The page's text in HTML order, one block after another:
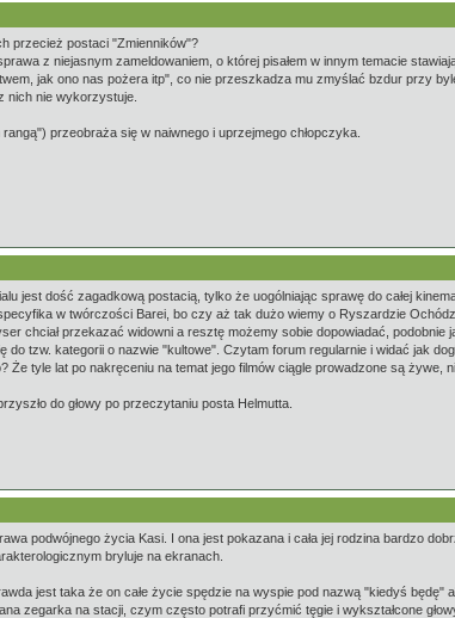
przecież postaci "Zmienników"?
z niejasnym zameldowaniem, o której pisałem w innym temacie
jak ono nas pożera itp", co nie przeszkadza mu zmyślać bzdur przy
nich nie wykorzystuje.
przeobraża się w naiwnego i uprzejmego chłopczyka.
jest dość zagadkową postacią, tylko że uogólniając sprawę do całej
w twórczości Barei, bo czy aż tak dużo wiemy o Ryszardzie
chciał przekazać widowni a resztę możemy sobie dopowiadać,
tzw. kategorii o nazwie "kultowe". Czytam forum regularnie i widać jak
Że tyle lat po nakręceniu na temat jego filmów ciągle prowadzone są żywe,
do głowy po przeczytaniu posta Helmutta.
podwójnego życia Kasi. I ona jest pokazana i cała jej rodzina bardzo
bryluje na ekranach.
jest taka że on całe życie spędzie na wyspie pod nazwą "kiedyś będę"
zegarka na stacji, czym często potrafi przyćmić tęgie i wykształcone